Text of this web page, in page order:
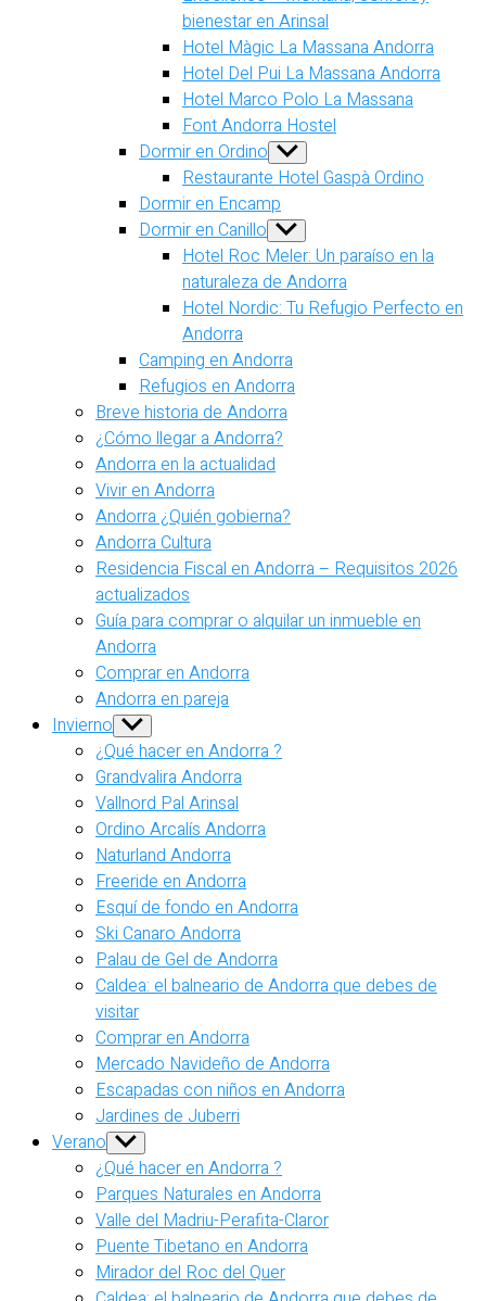
bienestar en Arinsal
Hotel Màgic La Massana Andorra
Hotel Del Pui La Massana Andorra
Hotel Marco Polo La Massana
Font Andorra Hostel
Dormir en Ordino Show
sub
menu
Restaurante Hotel Gaspà Ordino
Dormir en Encamp
Dormir en Canillo Show
sub
menu
Hotel Roc Meler: Un paraíso en la
naturaleza de Andorra
Hotel Nordic: Tu Refugio Perfecto en
Andorra
Camping en Andorra
Refugios en Andorra
Breve historia de Andorra
¿Cómo llegar a Andorra?
Andorra en la actualidad
Vivir en Andorra
Andorra ¿Quién gobierna?
Andorra Cultura
Residencia Fiscal en Andorra – Requisitos 2026
actualizados
Guía para comprar o alquilar un inmueble en
Andorra
Comprar en Andorra
Andorra en pareja
Invierno Show
sub
menu
¿Qué hacer en Andorra ?
Grandvalira Andorra
Vallnord Pal Arinsal
Ordino Arcalís Andorra
Naturland Andorra
Freeride en Andorra
Esquí de fondo en Andorra
Ski Canaro Andorra
Palau de Gel de Andorra
Caldea: el balneario de Andorra que debes de
visitar
Comprar en Andorra
Mercado Navideño de Andorra
Escapadas con niños en Andorra
Jardines de Juberri
Verano Show
sub
menu
¿Qué hacer en Andorra ?
Parques Naturales en Andorra
Valle del Madriu-Perafita-Claror
Puente Tibetano en Andorra
Mirador del Roc del Quer